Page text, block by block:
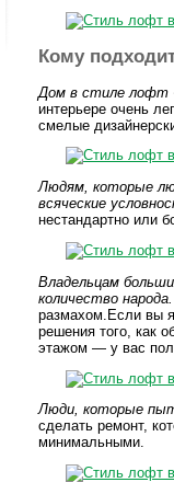
Кому
Дом в стиле лофт
интерьере очень
смелые
Людям, которые
всяческие
нестандартно или
Владельцам
количество народа.
размахом.Если вы
решения того, как
этажом — у вас
Люди, которые
сделать ремонт,
минимальными.